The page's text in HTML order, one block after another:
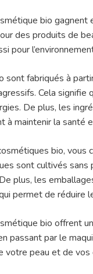
bio
des produits de
pour
sont fabriqués à
Cela signifie
De plus, les
à maintenir la santé
bio, vous
sont cultivés sans
plus, les
permet de réduire
bio offrent
passant par le
votre peau et de